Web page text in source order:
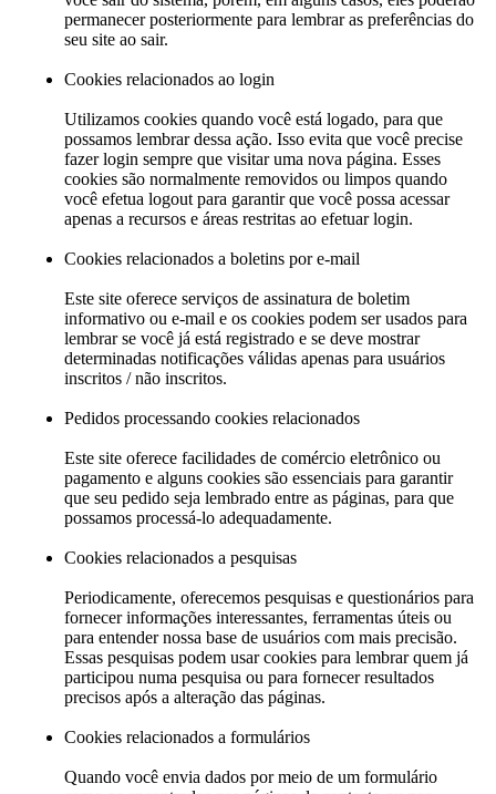
permanecer posteriormente para lembrar as preferências do
seu site ao sair.
Cookies relacionados ao login
Utilizamos cookies quando você está logado, para que
possamos lembrar dessa ação. Isso evita que você precise
fazer login sempre que visitar uma nova página. Esses
cookies são normalmente removidos ou limpos quando
você efetua logout para garantir que você possa acessar
apenas a recursos e áreas restritas ao efetuar login.
Cookies relacionados a boletins por e-mail
Este site oferece serviços de assinatura de boletim
informativo ou e-mail e os cookies podem ser usados ​​para
lembrar se você já está registrado e se deve mostrar
determinadas notificações válidas apenas para usuários
inscritos / não inscritos.
Pedidos processando cookies relacionados
Este site oferece facilidades de comércio eletrônico ou
pagamento e alguns cookies são essenciais para garantir
que seu pedido seja lembrado entre as páginas, para que
possamos processá-lo adequadamente.
Cookies relacionados a pesquisas
Periodicamente, oferecemos pesquisas e questionários para
fornecer informações interessantes, ferramentas úteis ou
para entender nossa base de usuários com mais precisão.
Essas pesquisas podem usar cookies para lembrar quem já
participou numa pesquisa ou para fornecer resultados
precisos após a alteração das páginas.
Cookies relacionados a formulários
Quando você envia dados por meio de um formulário